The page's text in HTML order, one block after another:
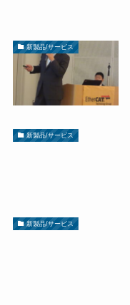
新製品/サービス
新製品/サービス
新製品/サービス